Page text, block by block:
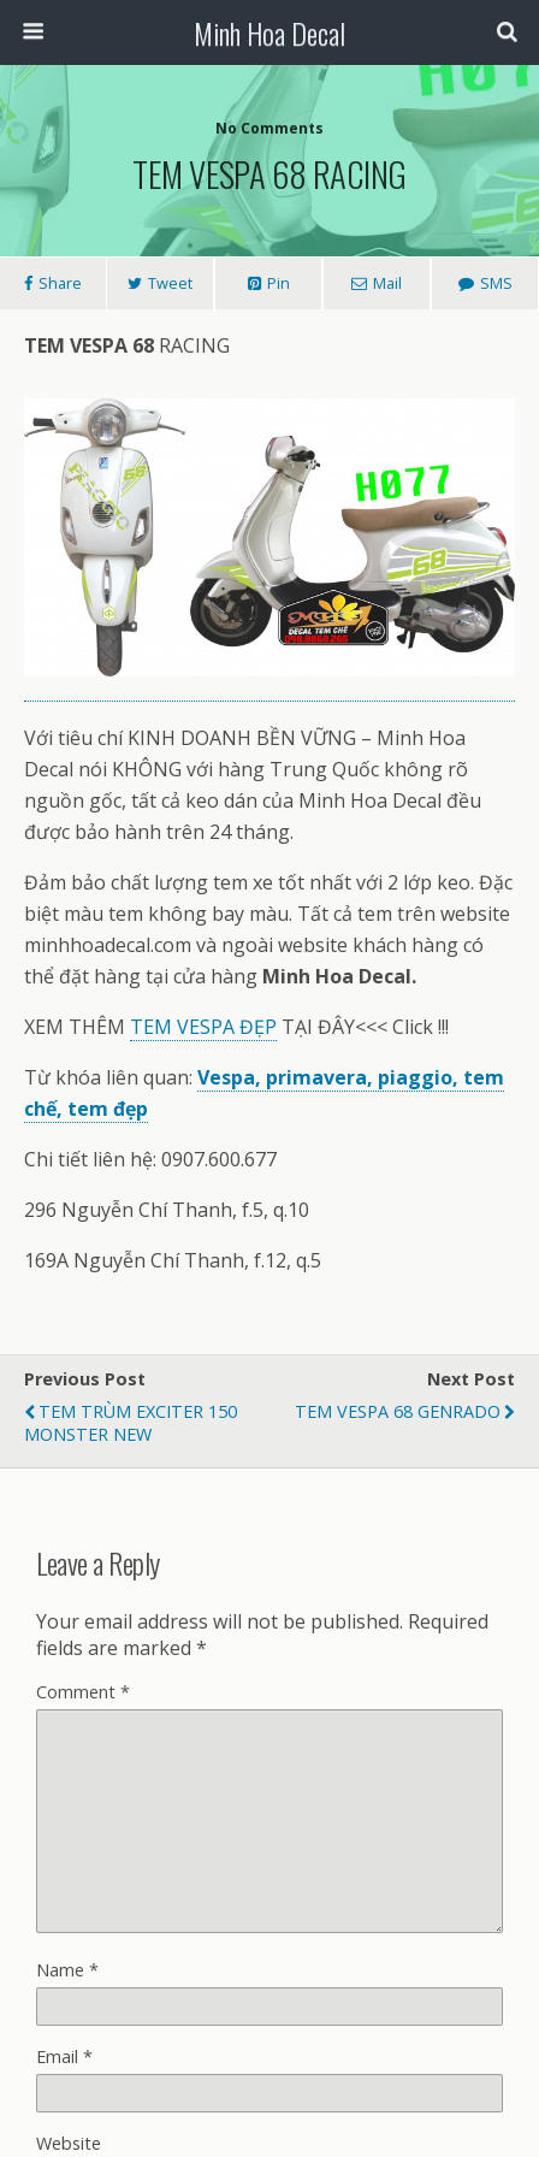
Minh Hoa Decal
No Comments
TEM VESPA 68 RACING
Share Tweet Pin Mail SMS
TEM VESPA 68 RACING
Với tiêu chí KINH DOANH BỀN VỮNG – Minh Hoa
Decal nói KHÔNG với hàng Trung Quốc không rõ
nguồn gốc, tất cả keo dán của Minh Hoa Decal đều
được bảo hành trên 24 tháng.
Đảm bảo chất lượng tem xe tốt nhất với 2 lớp keo. Đặc
biệt màu tem không bay màu. Tất cả tem trên website
minhhoadecal.com và ngoài website khách hàng có
thể đặt hàng tại cửa hàng Minh Hoa Decal.
XEM THÊM TEM VESPA ĐẸP TẠI ĐÂY<<< Click !!!
Từ khóa liên quan: Vespa, primavera, piaggio, tem
chế, tem đẹp
Chi tiết liên hệ: 0907.600.677
296 Nguyễn Chí Thanh, f.5, q.10
169A Nguyễn Chí Thanh, f.12, q.5
Previous Post
TEM TRÙM EXCITER 150
MONSTER NEW
Next Post
TEM VESPA 68 GENRADO
Leave a Reply
Your email address will not be published. Required
fields are marked *
Comment *
Name *
Email *
Website